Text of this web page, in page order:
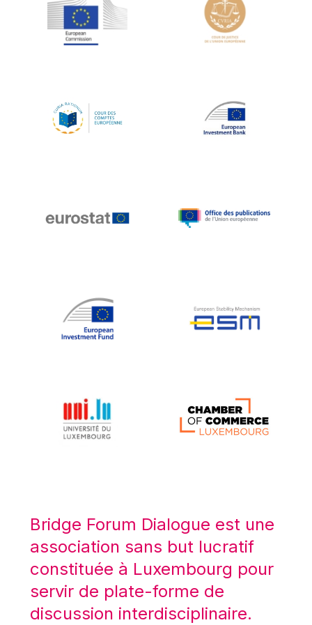
Jean-Louis Schiltz
Jean-Victor Louis
Johnny Åkerholm
Katharien L.C. Hunt
Klaus-Heiner Lehne
Koen LENAERTS
Lars Heikensten
Lucas Papademos
Máire Geoghegan-Quinn
Mario Centeno
Mario Monti
Maroš ŠEFČOVIČ
Martin Bailey
Martine Reicherts
Bridge Forum Dialogue est une
association sans but lucratif
constituée à Luxembourg pour
servir de plate-forme de
discussion interdisciplinaire.